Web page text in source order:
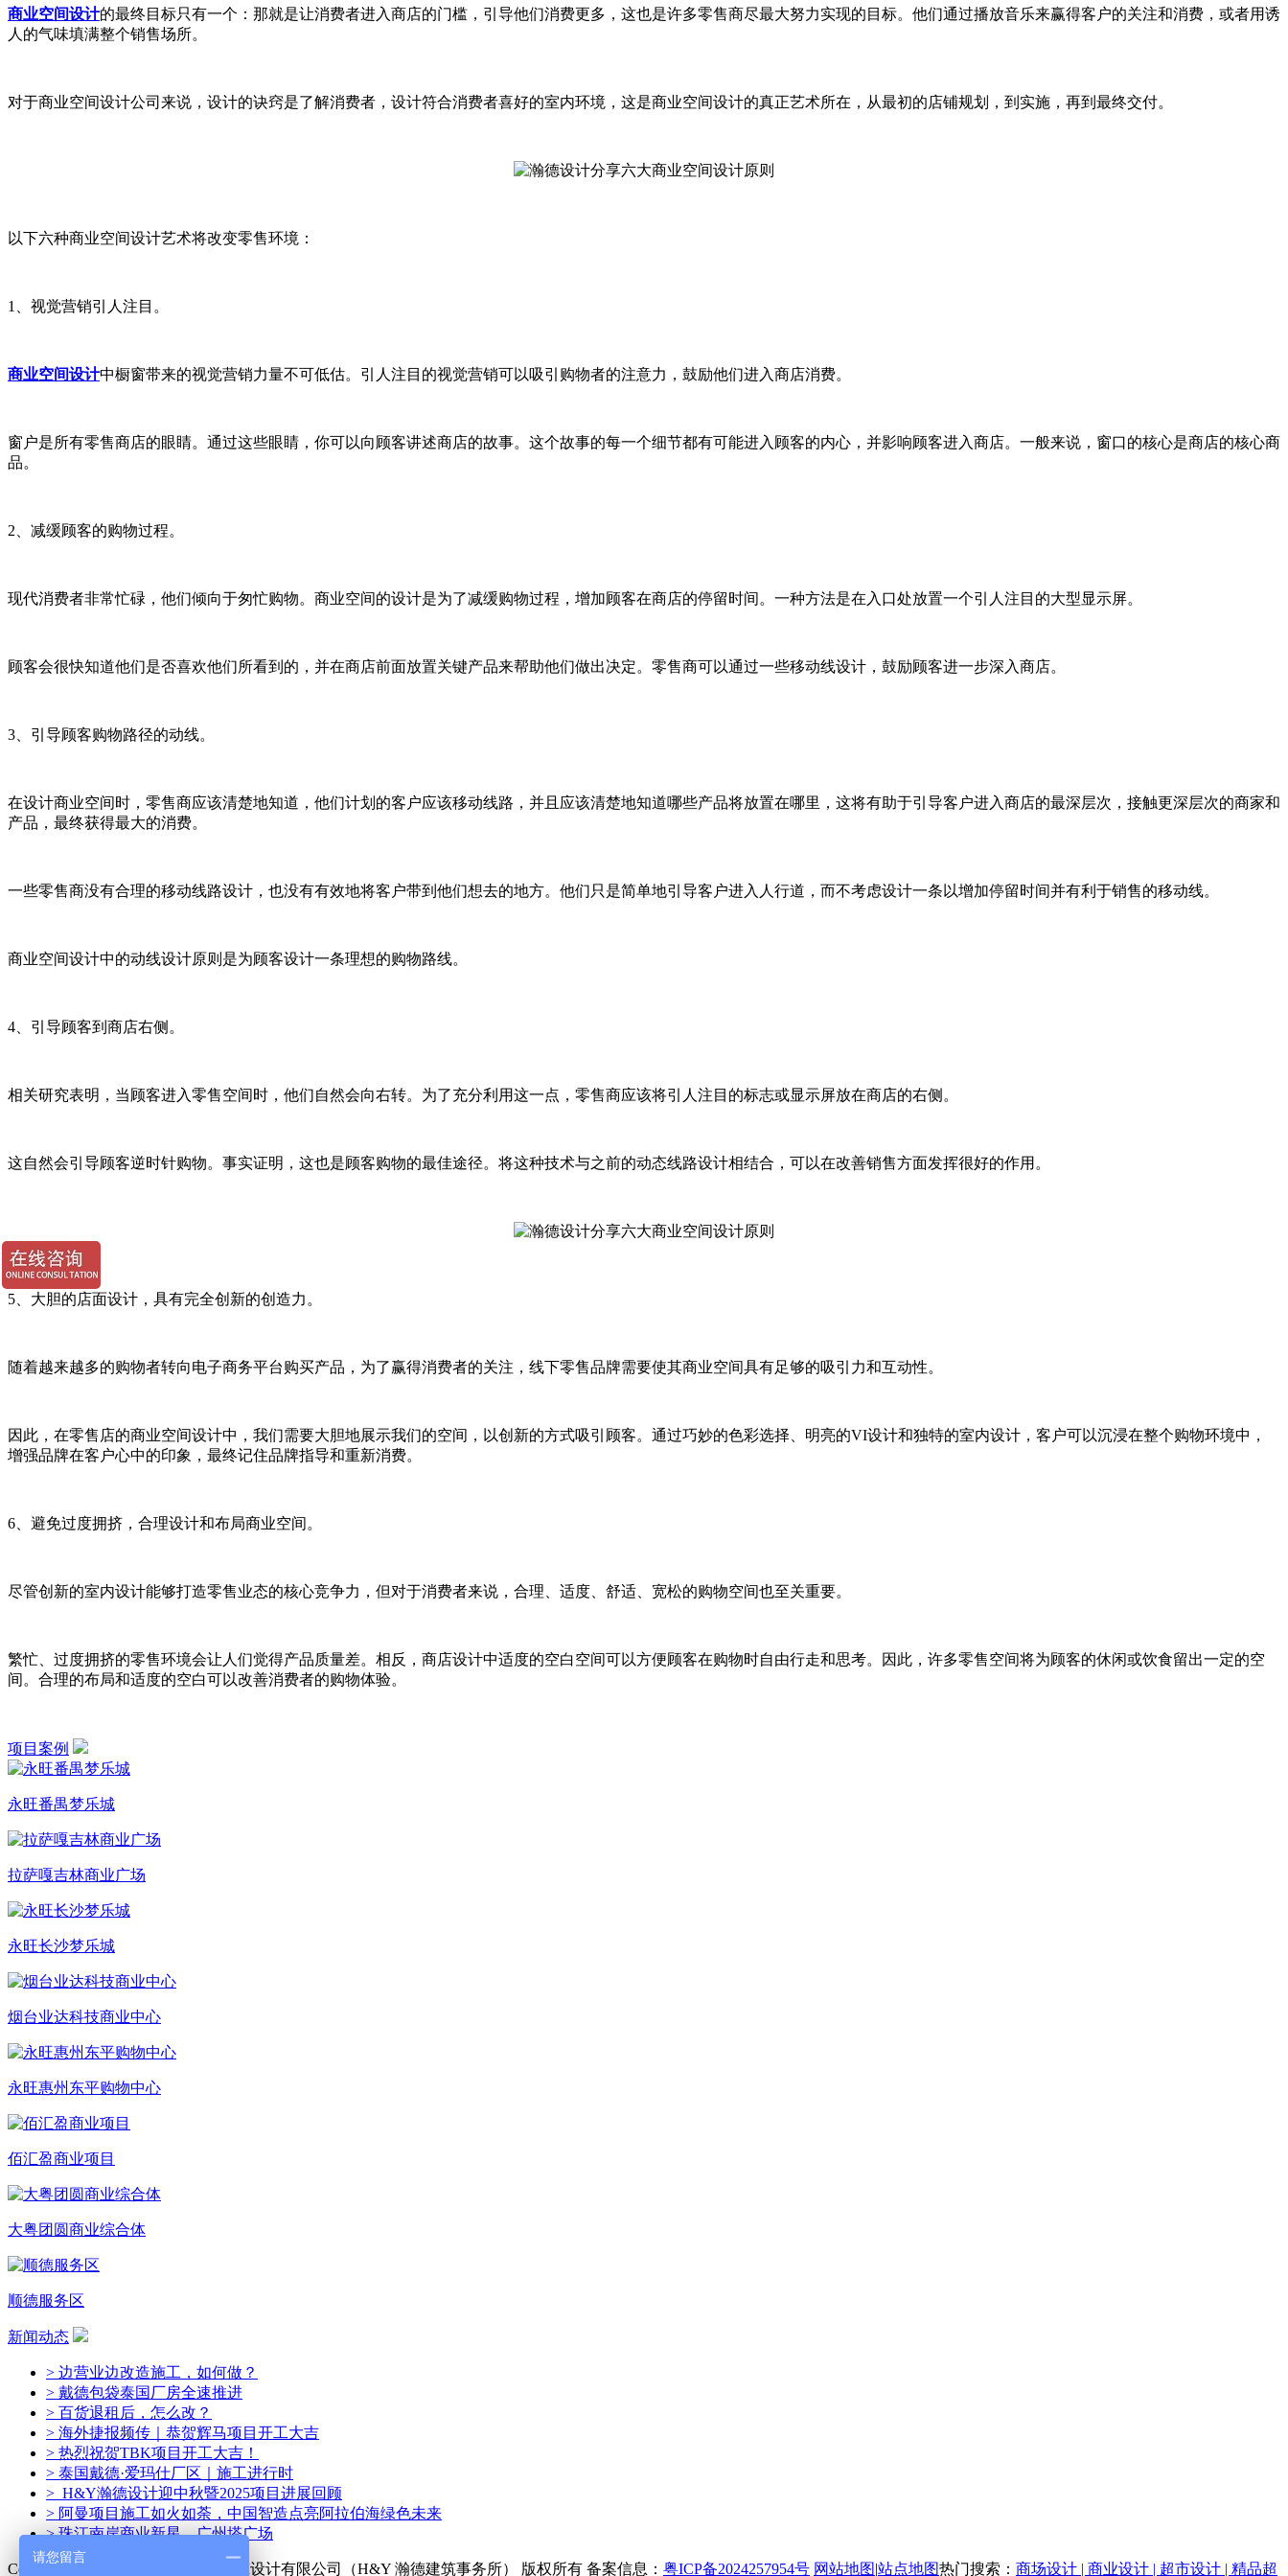
商业空间设计的最终目标只有一个：那就是让消费者进入商店的门槛，引导他们消费更多，这也是许多零售商尽最大努力实现的目标。他们通过播放音乐来赢得客户的关注和消费，或者用诱
人的气味填满整个销售场所。
对于商业空间设计公司来说，设计的诀窍是了解消费者，设计符合消费者喜好的室内环境，这是商业空间设计的真正艺术所在，从最初的店铺规划，到实施，再到最终交付。
以下六种商业空间设计艺术将改变零售环境：
1、视觉营销引人注目。
商业空间设计中橱窗带来的视觉营销力量不可低估。引人注目的视觉营销可以吸引购物者的注意力，鼓励他们进入商店消费。
窗户是所有零售商店的眼睛。通过这些眼睛，你可以向顾客讲述商店的故事。这个故事的每一个细节都有可能进入顾客的内心，并影响顾客进入商店。一般来说，窗口的核心是商店的核心商
品。
2、减缓顾客的购物过程。
现代消费者非常忙碌，他们倾向于匆忙购物。商业空间的设计是为了减缓购物过程，增加顾客在商店的停留时间。一种方法是在入口处放置一个引人注目的大型显示屏。
顾客会很快知道他们是否喜欢他们所看到的，并在商店前面放置关键产品来帮助他们做出决定。零售商可以通过一些移动线设计，鼓励顾客进一步深入商店。
3、引导顾客购物路径的动线。
在设计商业空间时，零售商应该清楚地知道，他们计划的客户应该移动线路，并且应该清楚地知道哪些产品将放置在哪里，这将有助于引导客户进入商店的最深层次，接触更深层次的商家和
产品，最终获得最大的消费。
一些零售商没有合理的移动线路设计，也没有有效地将客户带到他们想去的地方。他们只是简单地引导客户进入人行道，而不考虑设计一条以增加停留时间并有利于销售的移动线。
商业空间设计中的动线设计原则是为顾客设计一条理想的购物路线。
4、引导顾客到商店右侧。
相关研究表明，当顾客进入零售空间时，他们自然会向右转。为了充分利用这一点，零售商应该将引人注目的标志或显示屏放在商店的右侧。
这自然会引导顾客逆时针购物。事实证明，这也是顾客购物的最佳途径。将这种技术与之前的动态线路设计相结合，可以在改善销售方面发挥很好的作用。
5、大胆的店面设计，具有完全创新的创造力。
随着越来越多的购物者转向电子商务平台购买产品，为了赢得消费者的关注，线下零售品牌需要使其商业空间具有足够的吸引力和互动性。
因此，在零售店的商业空间设计中，我们需要大胆地展示我们的空间，以创新的方式吸引顾客。通过巧妙的色彩选择、明亮的VI设计和独特的室内设计，客户可以沉浸在整个购物环境中，
增强品牌在客户心中的印象，最终记住品牌指导和重新消费。
6、避免过度拥挤，合理设计和布局商业空间。
尽管创新的室内设计能够打造零售业态的核心竞争力，但对于消费者来说，合理、适度、舒适、宽松的购物空间也至关重要。
繁忙、过度拥挤的零售环境会让人们觉得产品质量差。相反，商店设计中适度的空白空间可以方便顾客在购物时自由行走和思考。因此，许多零售空间将为顾客的休闲或饮食留出一定的空
间。合理的布局和适度的空白可以改善消费者的购物体验。
项目案例
永旺番禺梦乐城
拉萨嘎吉林商业广场
永旺长沙梦乐城
烟台业达科技商业中心
永旺惠州东平购物中心
佰汇盈商业项目
大粤团圆商业综合体
顺德服务区
新闻动态
> 边营业边改造施工，如何做？
> 戴德包袋泰国厂房全速推进
> 百货退租后，怎么改？
> 海外捷报频传｜恭贺辉马项目开工大吉
> 热烈祝贺TBK项目开工大吉！
> 泰国戴德·爱玛仕厂区｜施工进行时
> H&Y瀚德设计迎中秋暨2025项目进展回顾
> 阿曼项目施工如火如荼，中国智造点亮阿拉伯海绿色未来
> 珠江南岸商业新星—广州塔广场
Copyright © 2014-2024 广州瀚德建筑设计有限公司（H&Y 瀚德建筑事务所） 版权所有 备案信息： 粤ICP备2024257954号 网站地图|站点地图热门搜索： 商场设计 | 商业设计 | 超市设计 | 精品超
请您留言